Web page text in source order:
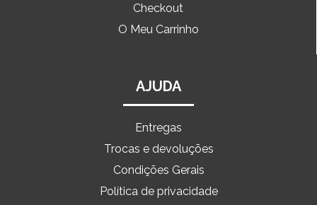
Checkout
O Meu Carrinho
AJUDA
Entregas
Trocas e devoluções
Condições Gerais
Política de privacidade